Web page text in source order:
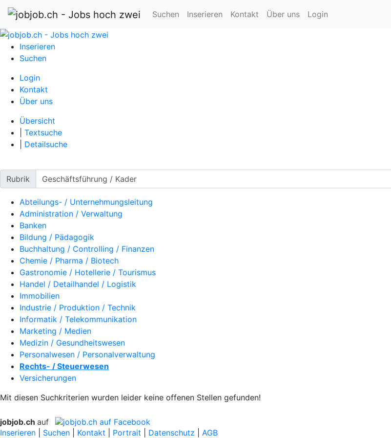
Suchen Inserieren Kontakt Über uns Login
Inserieren
Suchen
Login
Kontakt
Über uns
Übersicht
Textsuche
Detailsuche
Rubrik
Abteilungs- / Unternehmungsleitung
Administration / Verwaltung
Banken
Bildung / Pädagogik
Buchhaltung / Controlling / Finanzen
Chemie / Pharma / Biotech
Gastronomie / Hotellerie / Tourismus
Handel / Detailhandel / Logistik
Immobilien
Industrie / Produktion / Technik
Informatik / Telekommunikation
Marketing / Medien
Medizin / Gesundheitswesen
Personalwesen / Personalverwaltung
Rechts- / Steuerwesen
Versicherungen
Mit diesen Suchkriterien wurden leider keine offenen Stellen gefunden!
jobjob.ch auf
Inserieren
Suchen Kontakt Portrait Datenschutz AGB